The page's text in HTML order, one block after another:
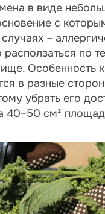
в виде
с
–
по
Особенность
в разные
убрать его
см²